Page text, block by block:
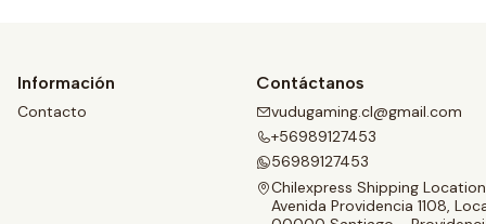
Información
Contacto
Contáctanos
vudugaming.cl@gmail.com
+56989127453
56989127453
Chilexpress Shipping Location
Avenida Providencia 1108,